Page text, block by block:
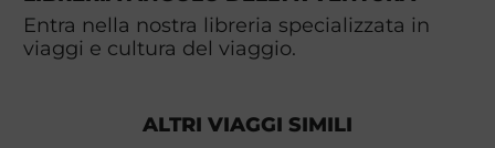
Entra nella nostra libreria specializzata in
viaggi e cultura del viaggio.
ALTRI VIAGGI SIMILI